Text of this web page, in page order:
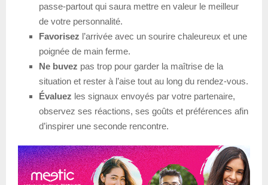
passe-partout qui saura mettre en valeur le meilleur
de votre personnalité.
Favorisez l’arrivée avec un sourire chaleureux et une
poignée de main ferme.
Ne buvez pas trop pour garder la maîtrise de la
situation et rester à l’aise tout au long du rendez-vous.
Évaluez les signaux envoyés par votre partenaire,
observez ses réactions, ses goûts et préférences afin
d’inspirer une seconde rencontre.